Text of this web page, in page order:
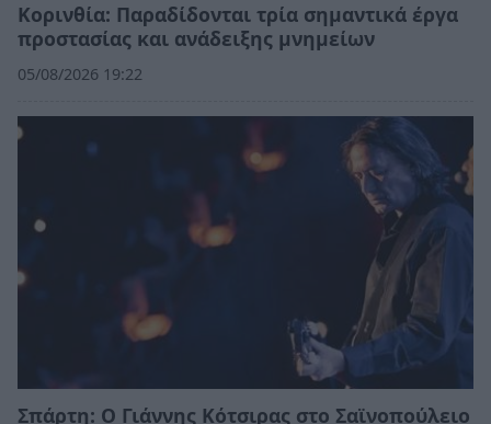
Κορινθία: Παραδίδονται τρία σημαντικά έργα
προστασίας και ανάδειξης μνημείων
05/08/2026 19:22
Σπάρτη: Ο Γιάννης Κότσιρας στο Σαϊνοπούλειο